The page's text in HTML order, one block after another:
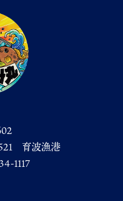
育波漁港
1117